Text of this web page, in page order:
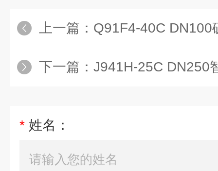
上一篇： Q91F4-40C DN100矿
下一篇： J941H-25C DN250
* 姓名：